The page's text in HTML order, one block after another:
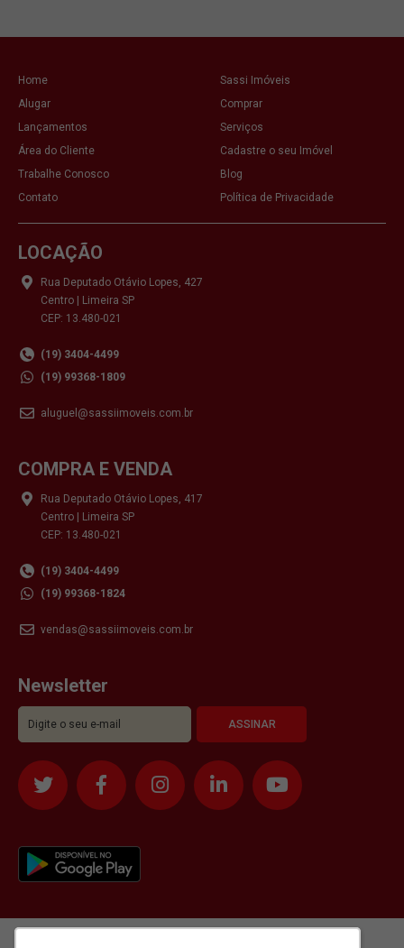
Home
Sassi Imóveis
Alugar
Comprar
Lançamentos
Serviços
Área do Cliente
Cadastre o seu Imóvel
Trabalhe Conosco
Blog
Contato
Política de Privacidade
LOCAÇÃO
Rua Deputado Otávio Lopes, 427
Centro | Limeira SP
CEP: 13.480-021
(19) 3404-4499
(19) 99368-1809
aluguel@sassiimoveis.com.br
COMPRA E VENDA
Rua Deputado Otávio Lopes, 417
Centro | Limeira SP
CEP: 13.480-021
(19) 3404-4499
(19) 99368-1824
vendas@sassiimoveis.com.br
Newsletter